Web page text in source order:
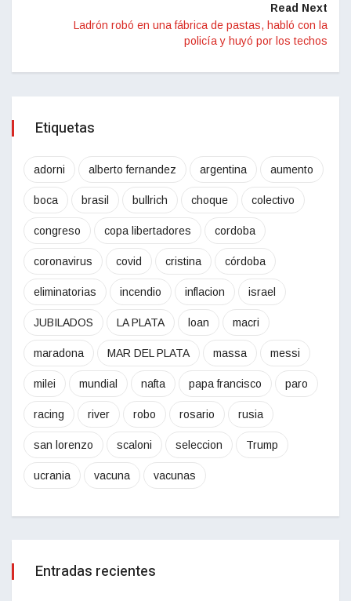
Read Next
Ladrón robó en una fábrica de pastas, habló con la
policía y huyó por los techos
Etiquetas
adorni alberto fernandez argentina aumento
boca brasil bullrich choque colectivo
congreso copa libertadores cordoba
coronavirus covid cristina córdoba
eliminatorias incendio inflacion israel
JUBILADOS LA PLATA loan macri
maradona MAR DEL PLATA massa messi
milei mundial nafta papa francisco paro
racing river robo rosario rusia
san lorenzo scaloni seleccion Trump
ucrania vacuna vacunas
Entradas recientes